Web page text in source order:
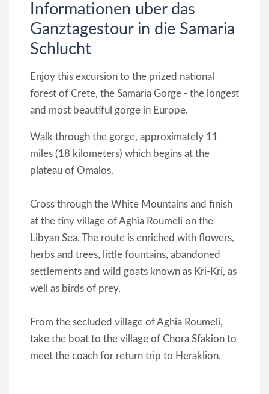
Informationen uber das
Ganztagestour in die Samaria
Schlucht
Enjoy this excursion to the prized national
forest of Crete, the Samaria Gorge - the longest
and most beautiful gorge in Europe.
Walk through the gorge, approximately 11
miles (18 kilometers) which begins at the
plateau of Omalos.
Cross through the White Mountains and finish
at the tiny village of Aghia Roumeli on the
Libyan Sea. The route is enriched with flowers,
herbs and trees, little fountains, abandoned
settlements and wild goats known as Kri-Kri, as
well as birds of prey.
From the secluded village of Aghia Roumeli,
take the boat to the village of Chora Sfakion to
meet the coach for return trip to Heraklion.